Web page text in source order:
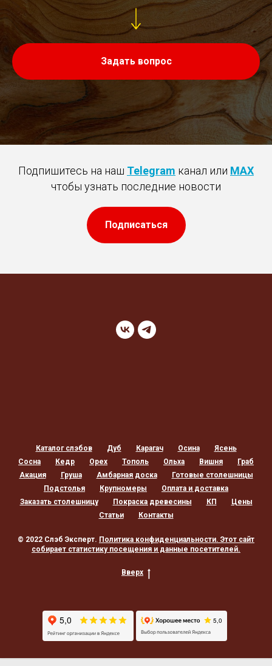
Задать вопрос
Подпишитесь на наш Telegram канал или MAX
чтобы узнать последние новости
Подписаться
Каталог слэбов Дуб Карагач Осина
Ясень
Сосна
Кедр Орех Тополь Ольха Вишня
Граб
Акация
Груша Амбарная доска
Готовые столешницы
Подстолья
Крупномеры
Оплата и доставка
Заказать столешницу
Покраска древесины КП
Цены
Статьи
Контакты
© 2022 Слэб Эксперт. Политика конфиденциальности. Этот сайт
собирает статистику посещения и данные посетителей.
Вверх